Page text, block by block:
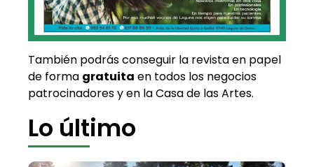
También podrás conseguir la revista en papel
de forma gratuita en todos los negocios
patrocinadores y en la Casa de las Artes.
Lo último